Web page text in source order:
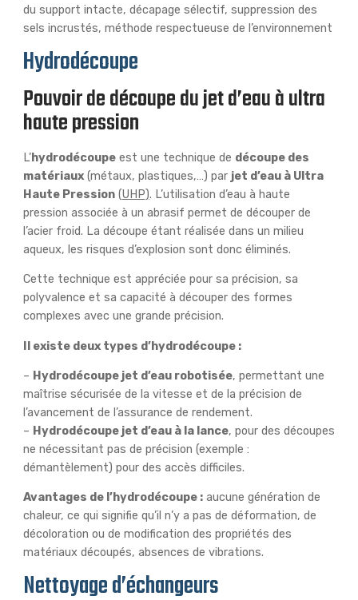
du support intacte, décapage sélectif, suppression des
sels incrustés, méthode respectueuse de l’environnement
Hydrodécoupe
Pouvoir de découpe du jet d’eau à ultra
haute pression
L’hydrodécoupeest une technique de découpe des
matériaux(métaux, plastiques,…) par jet d’eau à Ultra
Haute Pression(UHP). L’utilisation d’eau à haute
pression associée à un abrasif permet de découper de
l’acier froid. La découpe étant réalisée dans un milieu
aqueux, les risques d’explosion sont donc éliminés.
Cette technique est appréciée pour sa précision, sa
polyvalence et sa capacité à découper des formes
complexes avec une grande précision.
Il existe deux types d’hydrodécoupe :
– Hydrodécoupe jet d’eau robotisée, permettant une
maîtrise sécurisée de la vitesse et de la précision de
l’avancement de l’assurance de rendement.
– Hydrodécoupe jet d’eau à la lance, pour des découpes
ne nécessitant pas de précision (exemple :
démantèlement) pour des accès difficiles.
Avantages de l’hydrodécoupe :aucune génération de
chaleur, ce qui signifie qu’il n’y a pas de déformation, de
décoloration ou de modification des propriétés des
matériaux découpés, absences de vibrations.
Nettoyage d’échangeurs